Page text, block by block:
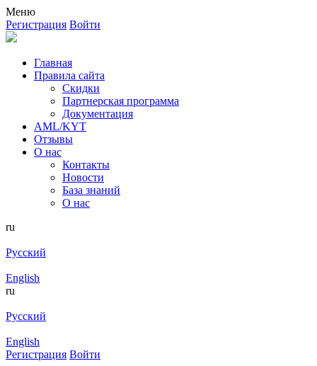
Меню
Регистрация Войти
Главная
Правила сайта
Скидки
Партнерская программа
Документация
AML/KYT
Отзывы
О нас
Контакты
Новости
База знаний
О нас
ru
Русский
English
ru
Русский
English
Регистрация Войти